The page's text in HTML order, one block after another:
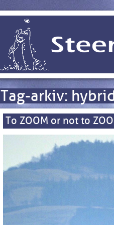
Tag-arkiv:
To ZOOM or not to